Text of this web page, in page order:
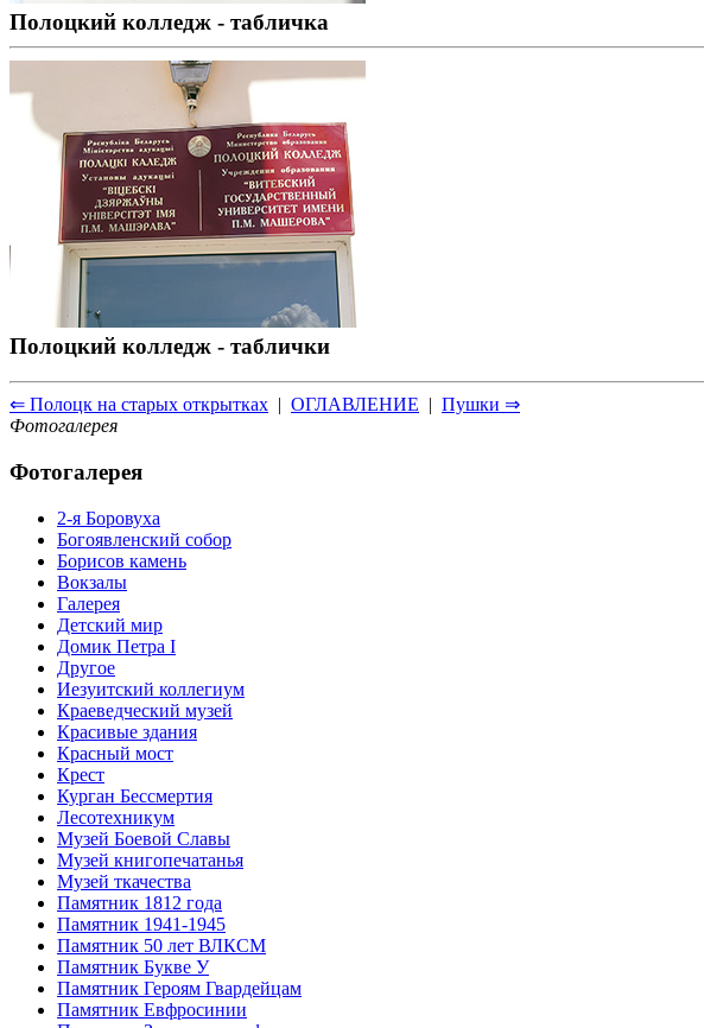
Полоцкий колледж - табличка
Полоцкий колледж - таблички
⇐ Полоцк на старых открытках | ОГЛАВЛЕНИЕ | Пушки ⇒
Фотогалерея
Фотогалерея
2-я Боровуха
Богоявленский собор
Борисов камень
Вокзалы
Галерея
Детский мир
Домик Петра I
Другое
Иезуитский коллегиум
Краеведческий музей
Красивые здания
Красный мост
Крест
Курган Бессмертия
Лесотехникум
Музей Боевой Славы
Музей книгопечатанья
Музей ткачества
Памятник 1812 года
Памятник 1941-1945
Памятник 50 лет ВЛКСМ
Памятник Букве У
Памятник Героям Гвардейцам
Памятник Евфросинии